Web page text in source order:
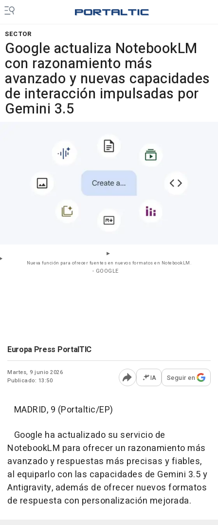
SECTOR
Google actualiza NotebookLM
con razonamiento más
avanzado y nuevas capacidades
de interacción impulsadas por
Gemini 3.5
Nueva función para ofrecer fuentes en nuevos formatos en NotebookLM.
- GOOGLE
Europa Press PortalTIC
Martes, 9 junio 2026
Publicado: 13:50
Abrir opciones para
IA Seguir en
MADRID, 9 (Portaltic/EP)
Google ha actualizado su servicio de
NotebookLM para ofrecer un razonamiento más
avanzado y respuestas más precisas y fiables,
al equiparlo con las capacidades de Gemini 3.5 y
Antigravity, además de ofrecer nuevos formatos
de respuesta con personalización mejorada.